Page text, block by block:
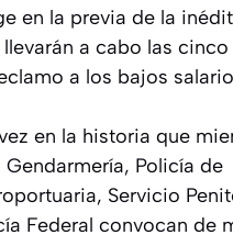
en la previa de la
a cabo las cinco
a los bajos
en la historia que
Policía de
Servicio
Federal convocan de